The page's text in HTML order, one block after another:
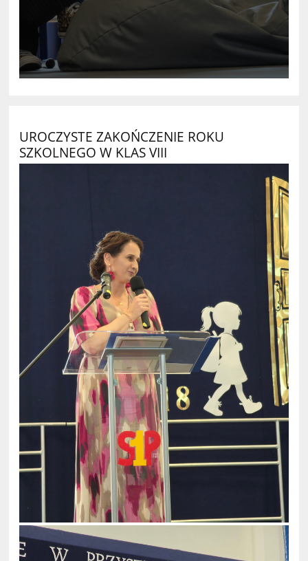
UROCZYSTE ZAKOŃCZENIE ROKU
SZKOLNEGO W KLAS VIII